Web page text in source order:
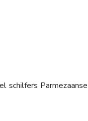
schilfers Parmezaanse